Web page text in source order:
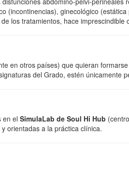
(incontinencias), ginecológico
los tratamientos, hace
en otros países) que quieran
del Grado, estén únicamente
en el SimulaLab de Soul Hi Hub
orientadas a la práctica clínica.